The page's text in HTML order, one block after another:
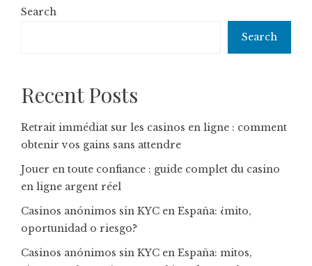
Search
Search
Recent Posts
Retrait immédiat sur les casinos en ligne : comment
obtenir vos gains sans attendre
Jouer en toute confiance : guide complet du casino
en ligne argent réel
Casinos anónimos sin KYC en España: ¿mito,
oportunidad o riesgo?
Casinos anónimos sin KYC en España: mitos,